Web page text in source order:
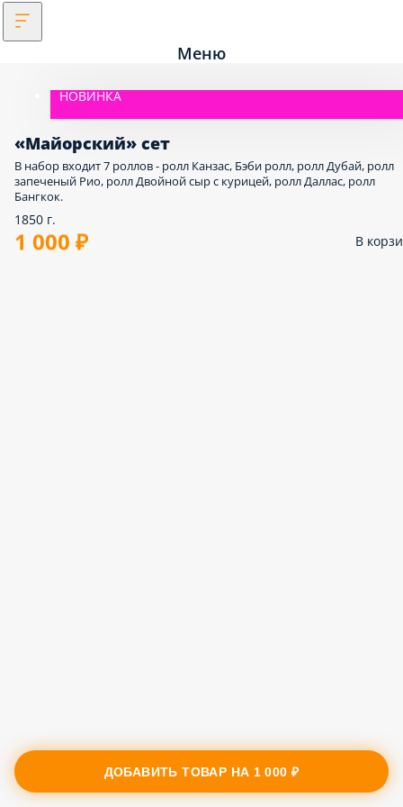
Меню
НОВИНКА
«Майорский» сет
В набор входит 7 роллов - ролл Канзас, Бэби ролл, ролл Дубай, ролл
запеченый Рио, ролл Двойной сыр с курицей, ролл Даллас, ролл
Бангкок.
1850 г.
1 000 ₽ В
ДОБАВИТЬ ТОВАР НА 1 000 ₽